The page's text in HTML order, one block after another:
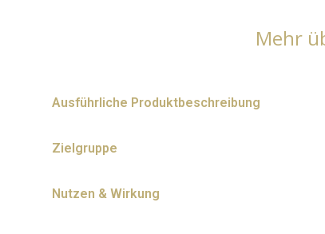
Mehr
Ausführliche Produktbeschreibung
Zielgruppe
Nutzen & Wirkung